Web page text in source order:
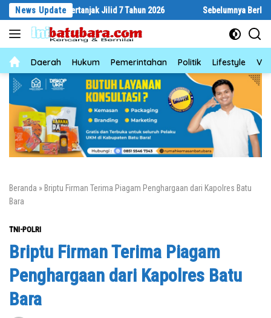
Langsung
konten
News Update
Bertanjak Jilid 7 Tahun 2026 Sebelumnya Berlantaikan Tanah
NewsDaerah Hukum Pemerintahan Politik Lifestyle
Beranda » Briptu Firman Terima Piagam Penghargaan dari Kapolres Batu
Bara
TNI-POLRI
Briptu Firman Terima Piagam
Penghargaan dari Kapolres Batu
Bara